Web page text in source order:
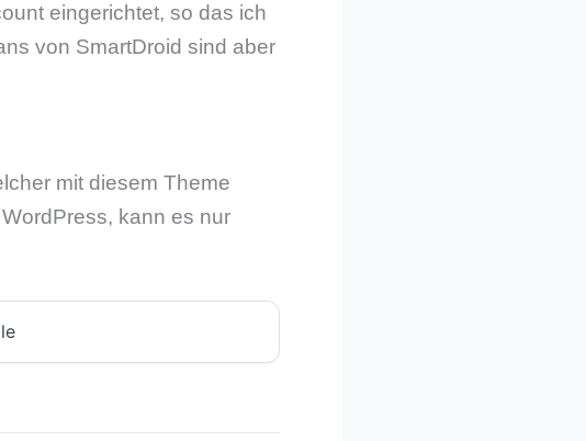
eingerichtet, so das ich
von SmartDroid sind aber
mit diesem Theme
kann es nur